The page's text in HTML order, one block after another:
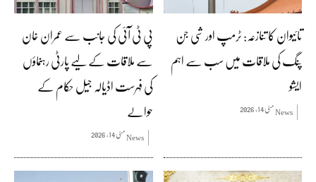
تائیوان کا تنازعہ: ٹرمپ اور شی جن
پنگ کی ملاقات میں سب سے اہم
ایشو
Newsمئی 14, 2026
پی ٹی آئی کی جانب سے عمران خان
سے ملاقات کے لیے پارٹی رہنماؤں
کی فہرست اڈیالہ جیل حکام کے
حوالے
Newsمئی 14, 2026